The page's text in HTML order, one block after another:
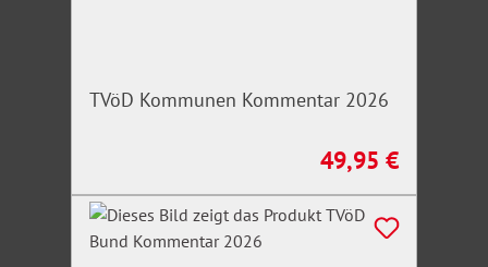
TVöD Kommunen Kommentar 2026
Regulärer Preis:
49,95 €